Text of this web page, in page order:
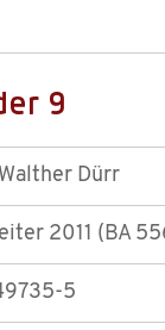
9
Dürr
2011 (BA
5